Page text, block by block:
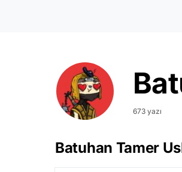
673 yazı
Batuhan Tamer